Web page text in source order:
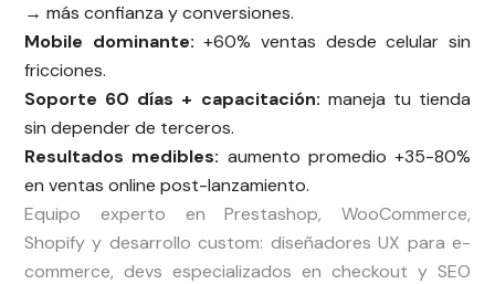
→ más confianza y conversiones.
Mobile dominante: +60% ventas desde celular sin
fricciones.
Soporte 60 días + capacitación: maneja tu tienda
sin depender de terceros.
Resultados medibles: aumento promedio +35-80%
en ventas online post-lanzamiento.
Equipo experto en Prestashop, WooCommerce,
Shopify y desarrollo custom: diseñadores UX para e-
commerce, devs especializados en checkout y SEO